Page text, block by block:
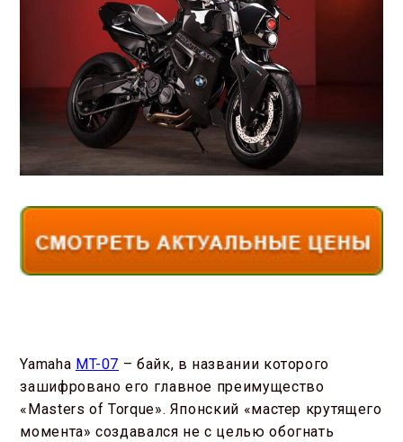
Yamaha MT-07 – байк, в названии которого
зашифровано его главное преимущество
«Masters of Torque». Японский «мастер крутящего
момента» создавался не с целью обогнать